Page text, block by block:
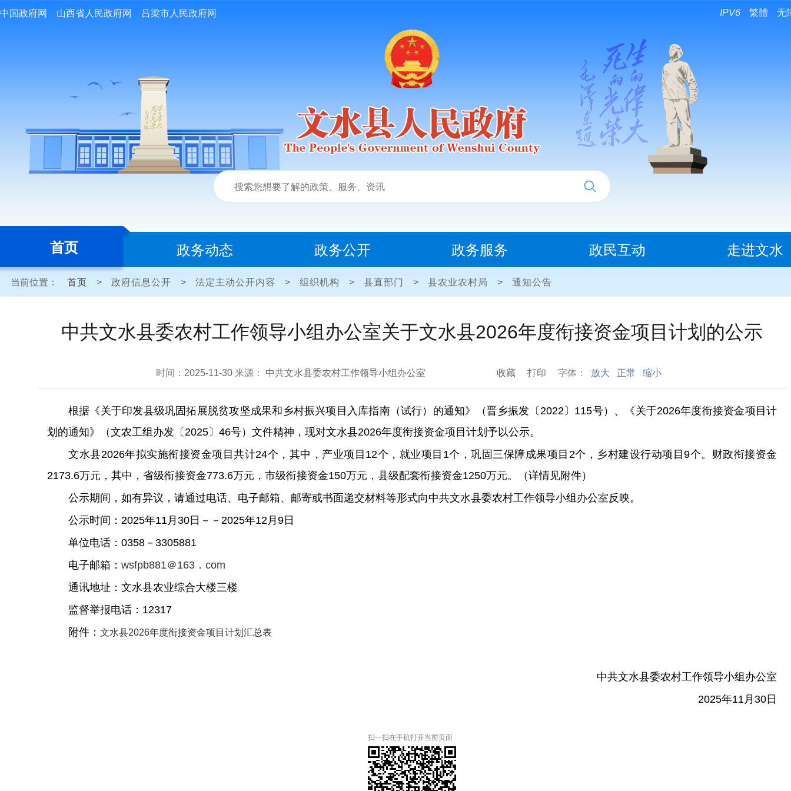
中国政府网 山西省人民政府网 吕梁市人民政府网 IPV6 繁體 无
首页 政务动态 政务公开 政务服务 政民互动 走进文水
当前位置： 首页 > 政府信息公开 > 法定主动公开内容 > 组织机构 > 县直部门 > 县农业农村局 > 通知公告
中共文水县委农村工作领导小组办公室关于文水县2026年度衔接资金项目计划的公示
时间： 2025-11-30 来源： 中共文水县委农村工作领导小组办公室 收藏 打印 字体： 放大 正常 缩小
根据 《关于印发县级巩固拓展脱贫攻坚成果和乡村振兴项目入库指南（试行）的通知》 （晋乡振发 〔 2022〕 115号）、 《关于2026年度衔接资金项目计
划的通知》（文农工组办发 〔 2025 〕 46号） 文件精神 ，现对文水县2026年度衔接资金项目计划予以公示。
文水县2026年拟实施衔接资金项目共计24个，其中，产业项目12个，就业项目1个，巩固三保障成果项目2个，乡村建设行动项目9个。财政衔接资金
2173.6万元，其中，省级衔接资金773.6万元，市级衔接资金150万元，县级配套衔接资金1250万元。（详情见附件）
公示期间，如有异议，请通过电话、电子邮箱、邮寄或书面递交材料等形式向 中共文水县委农村工作领导小组办公室反 映。
公示时间： 2025年11月30日－－2025年12月9日
单位电话： 0358－3305881
电子邮箱 ： wsfpb881＠163．com
通讯地址 ：文水县农业综合大楼三楼
监督举报电话： 12317
附件： 文水县2026年度衔接资金项目计划汇总表
中共文水县委农村工作领导小组办公室
2025年11月30日
扫一扫在手机打开当前页面